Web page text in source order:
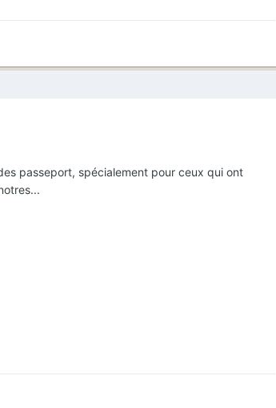
passeport, spécialement pour ceux qui ont